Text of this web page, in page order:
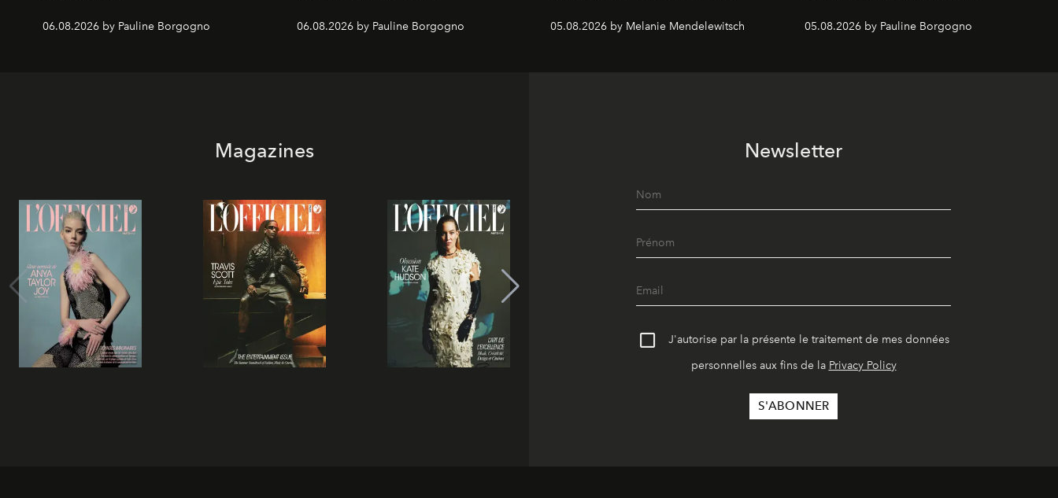
06.08.2026 by Pauline Borgogno 06.08.2026 by Pauline Borgogno 05.08.2026 by Melanie Mendelewitsch 05.08.2026 by Pauline Borgogno
Magazines Newsletter
J'autorise par la présente le traitement de mes données
personnelles aux fins de la Privacy Policy